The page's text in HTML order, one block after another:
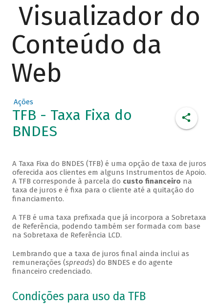
Visualizador do
Conteúdo da
Web
Ações
TFB - Taxa Fixa do
BNDES
A Taxa Fixa do BNDES (TFB) é uma opção de taxa de juros
oferecida aos clientes em alguns Instrumentos de Apoio.
A TFB corresponde à parcela do custo financeiro na
taxa de juros e é fixa para o cliente até a quitação do
financiamento.
A TFB é uma taxa prefixada que já incorpora a Sobretaxa
de Referência, podendo também ser formada com base
na Sobretaxa de Referência LCD.
Lembrando que a taxa de juros final ainda inclui as
remunerações (spreads) do BNDES e do agente
financeiro credenciado.
Condições para uso da TFB